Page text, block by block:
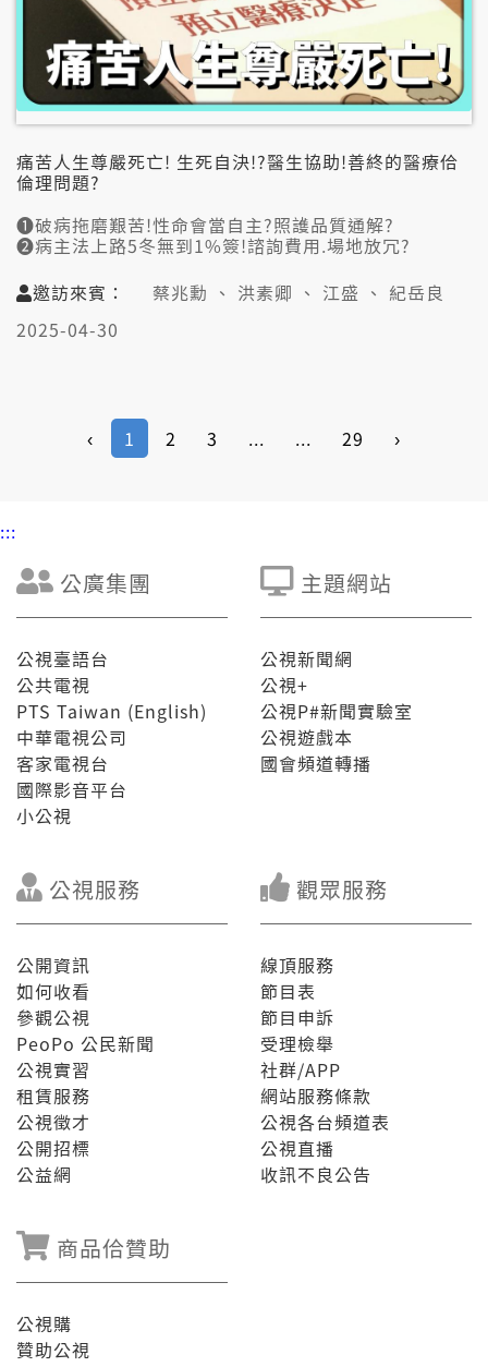
痛苦人生尊嚴死亡! 生死自決!?醫生協助!善終的醫療佮
倫理問題?
➊破病拖磨艱苦!性命會當自主?照護品質通解?
➋病主法上路5冬無到1%簽!諮詢費用.場地放冗?
👤邀訪來賓:
蔡兆勳（臺大醫院金山分院院長/前台灣安寧緩和醫學會
江盛 （衛福部臺東醫院婦產科醫師）
紀岳良（律師/諮商心理師）
邀訪來賓：
蔡兆勳 、 洪素卿 、 江盛 、 紀岳良
2025-04-30
‹ 1 2 3 ... ... 29 ›
:::
公廣集團
公視臺語台
公共電視
PTS Taiwan (English)
中華電視公司
客家電視台
國際影音平台
小公視
主題網站
公視新聞網
公視+
公視P#新聞實驗室
公視遊戲本
國會頻道轉播
公視服務
公開資訊
如何收看
參觀公視
PeoPo 公民新聞
公視實習
租賃服務
公視徵才
公開招標
公益網
觀眾服務
線頂服務
節目表
節目申訴
受理檢舉
社群/APP
網站服務條款
公視各台頻道表
公視直播
收訊不良公告
商品佮贊助
公視購
贊助公視